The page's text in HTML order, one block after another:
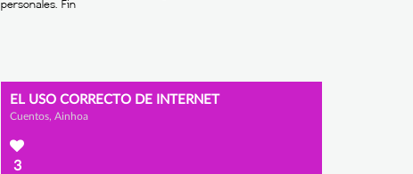
EL USO CORRECTO DE INTERNET
Cuentos, Ainhoa
3